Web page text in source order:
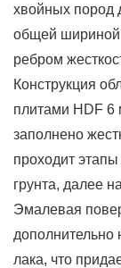
хвойных пород
общей шириной
ребром
Конструкция
плитами HDF 6
заполнено
проходит
грунта, далее
Эмалевая
лака, что